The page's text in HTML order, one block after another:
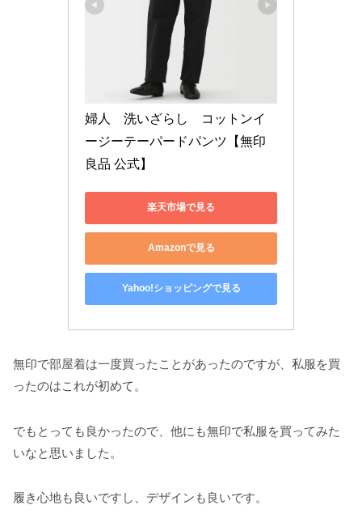
婦人　洗いざらし　コットンイ
ージーテーパードパンツ【無印
良品 公式】
楽天市場で見る
Amazonで見る
Yahoo!ショッピングで見る
無印で部屋着は一度買ったことがあったのですが、私服を買
ったのはこれが初めて。
でもとっても良かったので、他にも無印で私服を買ってみた
いなと思いました。
履き心地も良いですし、デザインも良いです。